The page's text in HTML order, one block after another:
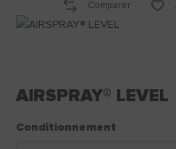
Comparer
AIRSPRAY® LEVEL
Conditionnement